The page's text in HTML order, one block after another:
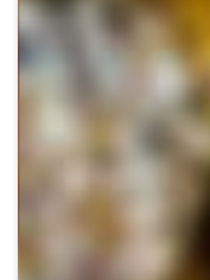
Crypto
Digital payments